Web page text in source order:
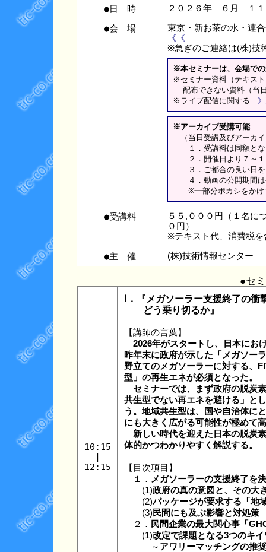
●日 時 ２０２６年 ６月 １１
●会 場
東京・新お茶の水・
《《
※急ぎのご連絡は(株)技
※本セミナーは、会場で
※セミナー資料（テキス
配布できない資料（当
※ライブ配信に関する 》
※アーカイブ受講可能
（当日受講及びアーカ
１．受講料は同額とな
２．開催日より７～１
３．ご都合の良い日を
４．動画の公開期間は
※一部分ボカシをかけ
●受講料
５５,０００円（１名に
０円）
※テキスト代、消費税を
●主 催 (株)技術情報センター
●セ
10:15
|
12:15
Ⅰ．『メガソーラー支援終了の
どう乗り切るか』
【講師の言葉】
2026年がスタートし、日本にお
昨年末に政府が示した「メガソー
野立てのメガソーラーに対する、
型」の再生エネが必須となった。
セミナーでは、まず政府の脱炭
共生型でない再エネを避ける」と
う。地域共生型は、国や自治体に
にも大きく広がる可能性が極めて
新しい時代を迎えた日本の脱炭
体的かつわかりやすく解説する。
【目次項目】
１． メガソーラーの支援終了を
(1)政府の真の意図と、その大
(2)パッケージが要求する「地
(3) 民間にも及ぶ影響と対処策
２． 民間企業の最大関心事「
(1)改定で課題となる3つのキ
～ アワリーマッチングの推